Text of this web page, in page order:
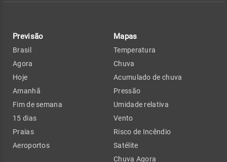
Previsão
Brasil
Agora
Hoje
Amanhã
Fim de semana
15 dias
Praias
Aeroportos
Mapas
Temperatura
Chuva
Acumulado de chuva
Pressão
Umidade relativa
Vento
Risco de Incêndio
Satélite
Chuva Agora